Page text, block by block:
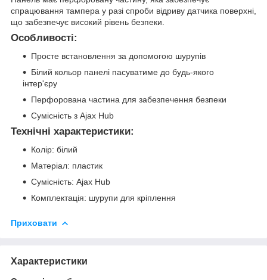
спрацювання тампера у разі спроби відриву датчика поверхні,
що забезпечує високий рівень безпеки.
Особливості:
Просте встановлення за допомогою шурупів
Білий кольор панелі пасуватиме до будь-якого
інтер'єру
Перфорована частина для забезпечення безпеки
Сумісність з Ajax Hub
Технічні характеристики:
Колір: білий
Матеріал: пластик
Сумісність: Ajax Hub
Комплектація: шурупи для кріплення
Приховати
Характеристики